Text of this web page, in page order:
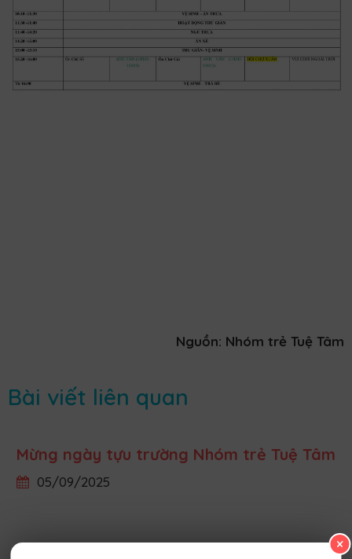
Nguồn: Nhóm trẻ Tuệ Tâm
Bài viết liên quan
Mừng ngày tựu trường Nhóm trẻ Tuệ Tâm
05/09/2025
×